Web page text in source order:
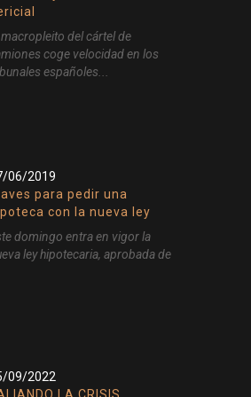
del cártel de
coge velocidad en los
españoles...
06/2019
para pedir una
con la nueva ley
domingo entra en vigor la
ley hipotecaria, aprobada de
09/2022
LA CRISIS